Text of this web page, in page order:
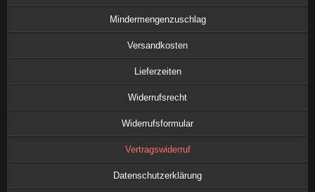
Mindermengenzuschlag
Versandkosten
Lieferzeiten
Widerrufsrecht
Widerrufsformular
Vertragswiderruf
Datenschutzerklärung